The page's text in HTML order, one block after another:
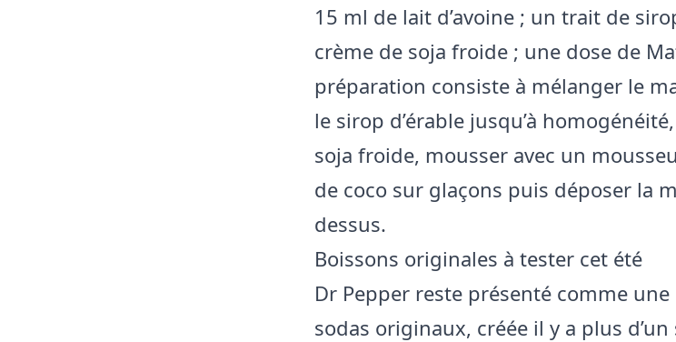
15 ml de lait d’avoine ; un trait de
crème de soja froide ; une dose de
préparation consiste à mélanger le
le sirop d’érable jusqu’à
soja froide, mousser avec un
de coco sur glaçons puis déposer la
dessus.
Boissons originales à tester cet été
Dr Pepper reste présenté comme
sodas originaux, créée il y a plus